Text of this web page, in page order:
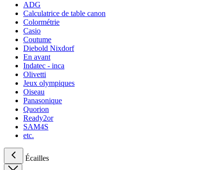
ADG
Calculatrice de table canon
Colormétrie
Casio
Coutume
Diebold Nixdorf
En avant
Indatec - inca
Olivetti
Jeux olympiques
Oiseau
Panasonique
Quorion
Ready2or
SAM4S
etc.
Écailles